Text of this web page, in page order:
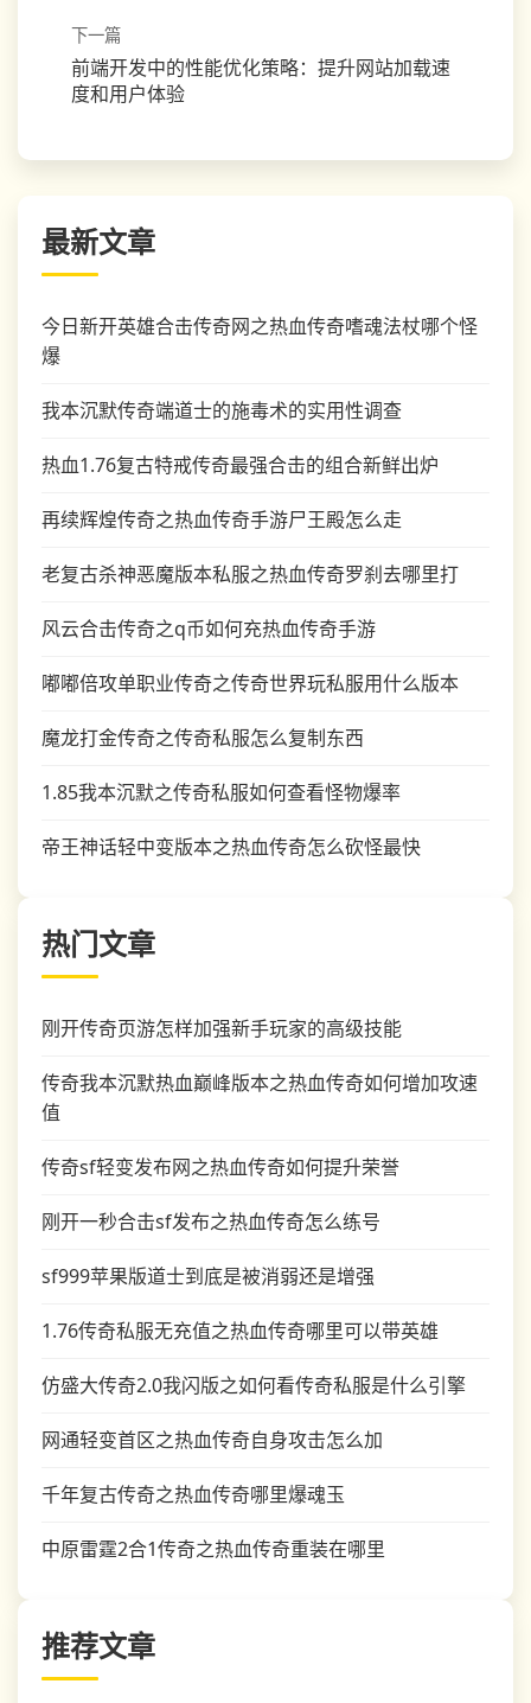
下一篇
前端开发中的性能优化策略：提升网站加载速
度和用户体验
最新文章
今日新开英雄合击传奇网之热血传奇嗜魂法杖哪个怪
爆
我本沉默传奇端道士的施毒术的实用性调查
热血1.76复古特戒传奇最强合击的组合新鲜出炉
再续辉煌传奇之热血传奇手游尸王殿怎么走
老复古杀神恶魔版本私服之热血传奇罗刹去哪里打
风云合击传奇之q币如何充热血传奇手游
嘟嘟倍攻单职业传奇之传奇世界玩私服用什么版本
魔龙打金传奇之传奇私服怎么复制东西
1.85我本沉默之传奇私服如何查看怪物爆率
帝王神话轻中变版本之热血传奇怎么砍怪最快
热门文章
刚开传奇页游怎样加强新手玩家的高级技能
传奇我本沉默热血巅峰版本之热血传奇如何增加攻速
值
传奇sf轻变发布网之热血传奇如何提升荣誉
刚开一秒合击sf发布之热血传奇怎么练号
sf999苹果版道士到底是被消弱还是增强
1.76传奇私服无充值之热血传奇哪里可以带英雄
仿盛大传奇2.0我闪版之如何看传奇私服是什么引擎
网通轻变首区之热血传奇自身攻击怎么加
千年复古传奇之热血传奇哪里爆魂玉
中原雷霆2合1传奇之热血传奇重装在哪里
推荐文章